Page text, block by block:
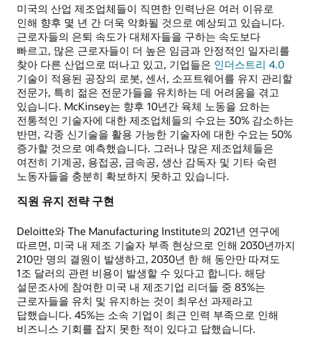
미국의 산업 제조업체들이 직면한 인력난은 여러 이유로
인해 향후 몇 년 간 더욱 악화될 것으로 예상되고 있습니다.
근로자들의 은퇴 속도가 대체자들을 구하는 속도보다
빠르고, 많은 근로자들이 더 높은 임금과 안정적인 일자리를
찾아 다른 산업으로 떠나고 있고, 기업들은 인더스트리 4.0
기술이 적용된 공장의 로봇, 센서, 소프트웨어를 유지 관리할
전문가, 특히 젊은 전문가들을 유치하는 데 어려움을 겪고
있습니다. McKinsey는 향후 10년간 육체 노동을 요하는
전통적인 기술자에 대한 제조업체들의 수요는 30% 감소하는
반면, 각종 신기술을 활용 가능한 기술자에 대한 수요는 50%
증가할 것으로 예측했습니다. 그러나 많은 제조업체들은
여전히 기계공, 용접공, 금속공, 생산 감독자 및 기타 숙련
노동자들을 충분히 확보하지 못하고 있습니다.
직원 유지 전략 구현
Deloitte와 The Manufacturing Institute의 2021년 연구에
따르면, 미국 내 제조 기술자 부족 현상으로 인해 2030년까지
210만 명의 결원이 발생하고, 2030년 한 해 동안만 따져도
1조 달러의 관련 비용이 발생할 수 있다고 합니다. 해당
설문조사에 참여한 미국 내 제조기업 리더들 중 83%는
근로자들을 유치 및 유지하는 것이 최우선 과제라고
답했습니다. 45%는 소속 기업이 최근 인력 부족으로 인해
비즈니스 기회를 잡지 못한 적이 있다고 답했습니다.